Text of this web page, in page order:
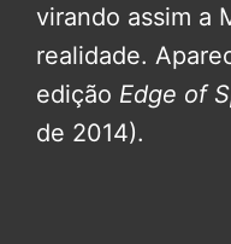
virando assim a
realidade.
edição Edge of
de 2014).